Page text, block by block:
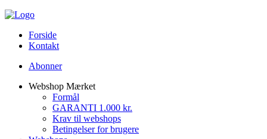
Forside
Kontakt
Abonner
Webshop Mærket
Formål
GARANTI 1.000 kr.
Krav til webshops
Betingelser for brugere